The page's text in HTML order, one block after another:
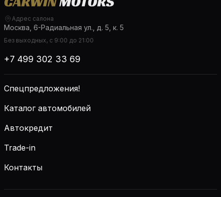
Адрес салона
Москва, 6-Радиальная ул., д. 5, к. 5
Без выходных, с 9:00 до 21:00
+7 499 302 33 69
Спецпредложения!
Каталог автомобилей
Автокредит
Trade-in
Контакты